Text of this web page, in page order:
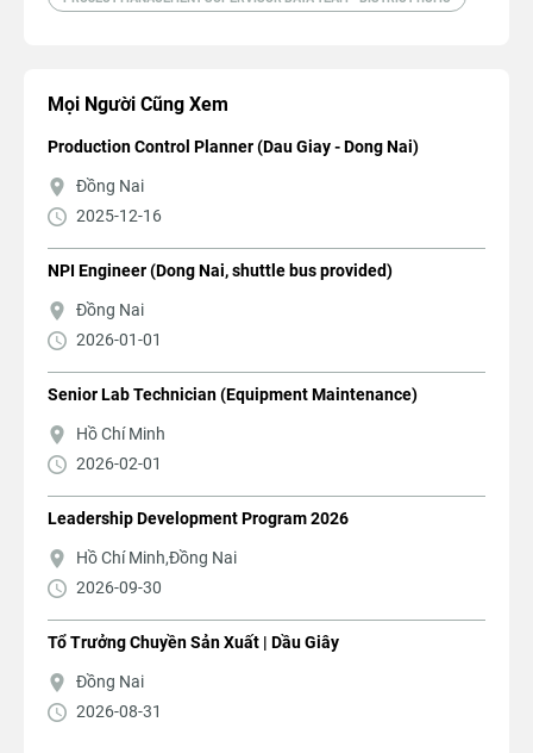
Mọi Người Cũng Xem
Production Control Planner (Dau Giay - Dong Nai)
Đồng Nai
2025-12-16
NPI Engineer (Dong Nai, shuttle bus provided)
Đồng Nai
2026-01-01
Senior Lab Technician (Equipment Maintenance)
Hồ Chí Minh
2026-02-01
Leadership Development Program 2026
Hồ Chí Minh,Đồng Nai
2026-09-30
Tổ Trưởng Chuyền Sản Xuất | Dầu Giây
Đồng Nai
2026-08-31